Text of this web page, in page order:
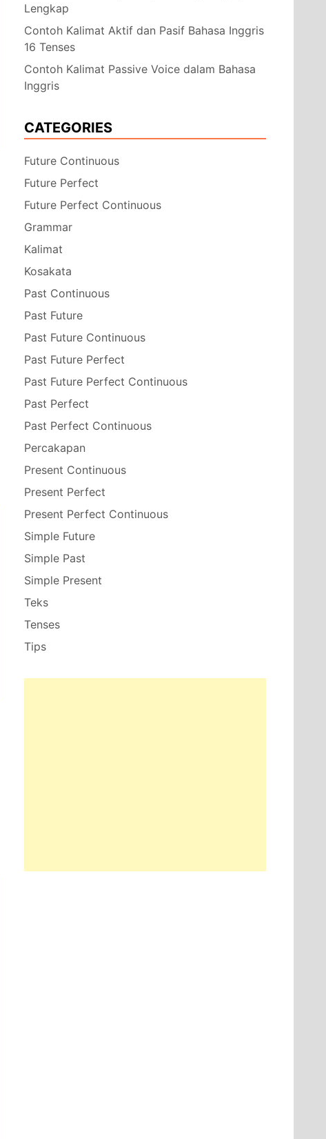
Lengkap
Contoh Kalimat Aktif dan Pasif Bahasa Inggris
16 Tenses
Contoh Kalimat Passive Voice dalam Bahasa
Inggris
CATEGORIES
Future Continuous
Future Perfect
Future Perfect Continuous
Grammar
Kalimat
Kosakata
Past Continuous
Past Future
Past Future Continuous
Past Future Perfect
Past Future Perfect Continuous
Past Perfect
Past Perfect Continuous
Percakapan
Present Continuous
Present Perfect
Present Perfect Continuous
Simple Future
Simple Past
Simple Present
Teks
Tenses
Tips